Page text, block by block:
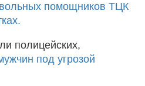
помощников ТЦК
полицейских,
под угрозой